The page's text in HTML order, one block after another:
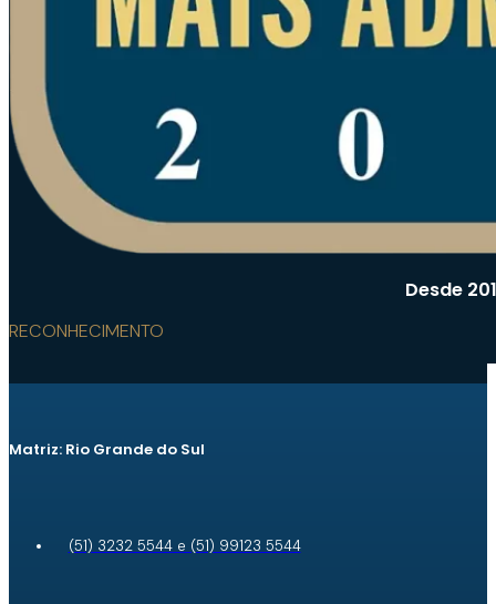
Desde
RECONHECIMENTO
Matriz: Rio Grande do Sul
(51) 3232 5544 e (51) 99123 5544